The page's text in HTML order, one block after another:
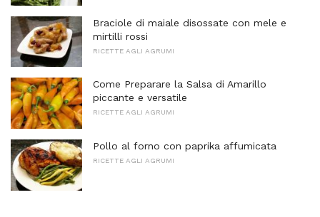
Braciole di maiale disossate con mele e
mirtilli rossi
RICETTE AGLI AGRUMI
Come Preparare la Salsa di Amarillo
piccante e versatile
RICETTE AGLI AGRUMI
Pollo al forno con paprika affumicata
RICETTE AGLI AGRUMI